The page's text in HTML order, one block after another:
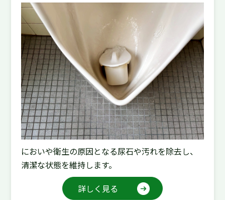
においや衛生の原因となる尿石や汚れを除去し、
清潔な状態を維持します。
詳しく見る